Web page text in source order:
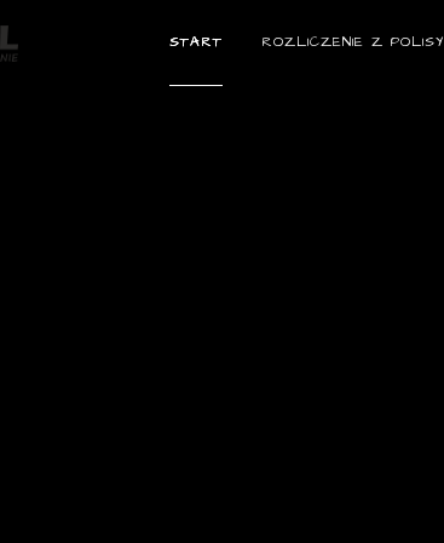
START ROZLICZENIE Z POLISY